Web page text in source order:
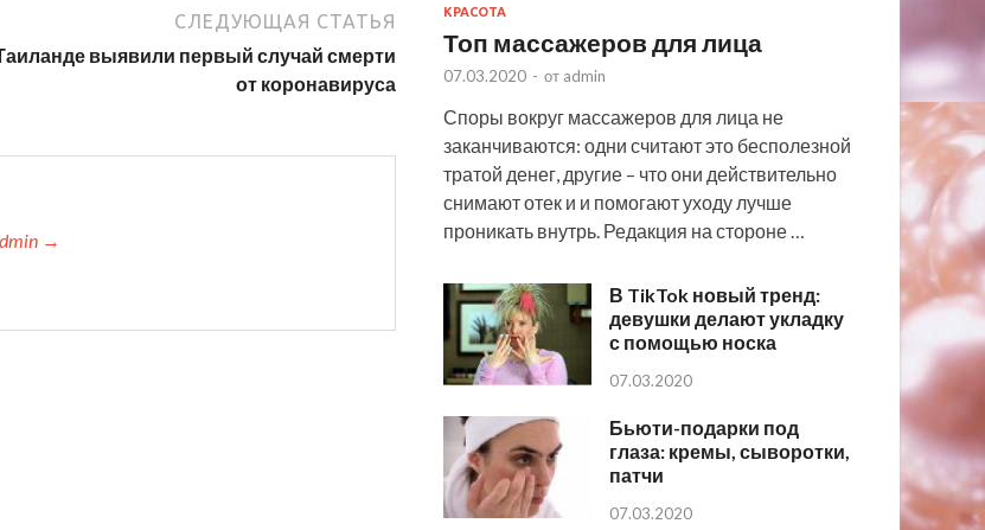
СЛЕДУЮЩАЯ СТАТЬЯ
выявили первый случай смерти
от коронавируса
→
КРАСОТА
Топ массажеров для лица
07.03.2020 - от admin
Споры вокруг массажеров для лица не
заканчиваются: одни считают это бесполезной
тратой денег, другие – что они действительно
снимают отек и и помогают уходу лучше
проникать внутрь. Редакция на стороне …
В TikTok новый тренд:
девушки делают укладку
с помощью носка
07.03.2020
Бьюти-подарки под
глаза: кремы, сыворотки,
патчи
07.03.2020